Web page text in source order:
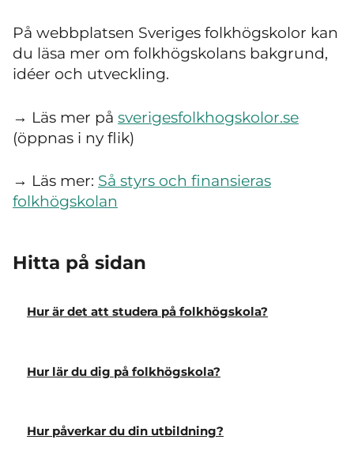
På webbplatsen Sveriges folkhögskolor kan
du läsa mer om folkhögskolans bakgrund,
idéer och utveckling.
→ Läs mer på sverigesfolkhogskolor.se
(öppnas i ny flik)
→ Läs mer: Så styrs och finansieras
folkhögskolan
Hitta på sidan
Hur är det att studera på folkhögskola?
Hur lär du dig på folkhögskola?
Hur påverkar du din utbildning?